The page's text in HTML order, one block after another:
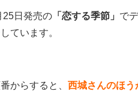
25日発売の 「恋する季節」 で
ています。
からすると、 西城さんのほう